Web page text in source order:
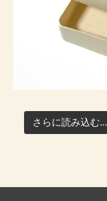
さらに読み込む...